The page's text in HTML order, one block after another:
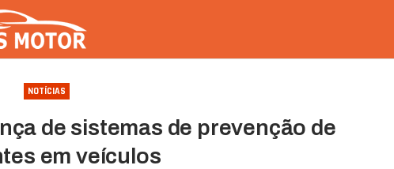
NOTÍCIAS
de sistemas de prevenção de
em veículos